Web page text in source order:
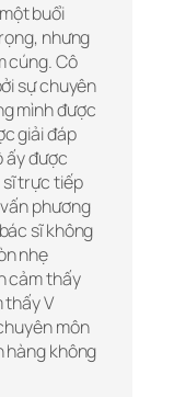
buổi
nhưng
cúng. Cô
sự chuyên
mình được
giải đáp
ấy được
trực tiếp
phương
sĩ không
nhẹ
cảm thấy
thấy V
môn
hàng không